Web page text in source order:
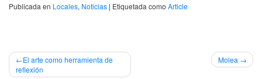
Publicada en Locales, Noticias | Etiquetada como Article
Navegación
El arte como herramienta de
reflexión
Molea